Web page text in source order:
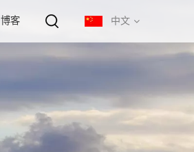
博客 中文
français
русский